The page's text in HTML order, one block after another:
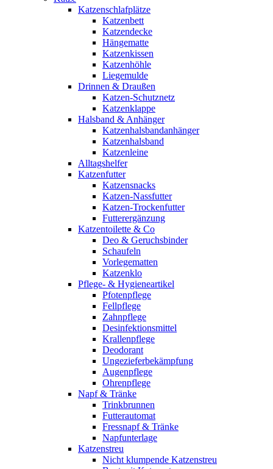
Katzenschlafplätze
Katzenbett
Katzendecke
Hängematte
Katzenkissen
Katzenhöhle
Liegemulde
Drinnen & Draußen
Katzen-Schutznetz
Katzenklappe
Halsband & Anhänger
Katzenhalsbandanhänger
Katzenhalsband
Katzenleine
Alltagshelfer
Katzenfutter
Katzensnacks
Katzen-Nassfutter
Katzen-Trockenfutter
Futterergänzung
Katzentoilette & Co
Deo & Geruchsbinder
Schaufeln
Vorlegematten
Katzenklo
Pflege- & Hygieneartikel
Pfotenpflege
Fellpflege
Zahnpflege
Desinfektionsmittel
Krallenpflege
Deodorant
Ungezieferbekämpfung
Augenpflege
Ohrenpflege
Napf & Tränke
Trinkbrunnen
Futterautomat
Fressnapf & Tränke
Napfunterlage
Katzenstreu
Nicht klumpende Katzenstreu